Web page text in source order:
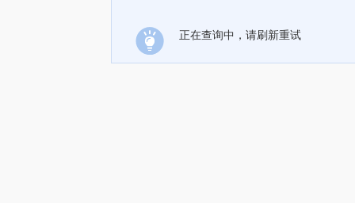
正在查询中，请刷新重试